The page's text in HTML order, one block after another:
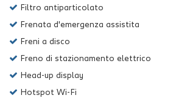
Filtro antiparticolato
Frenata d'emergenza assistita
Freni a disco
Freno di stazionamento elettrico
Head-up display
Hotspot Wi-Fi